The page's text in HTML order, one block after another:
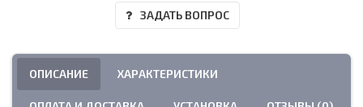
ЗАДАТЬ ВОПРОС
ОПИСАНИЕ ХАРАКТЕРИСТИКИ